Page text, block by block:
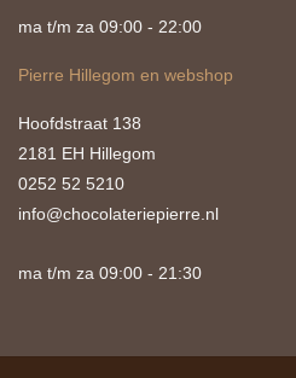
ma t/m za 09:00 - 22:00
Pierre Hillegom en webshop
Hoofdstraat 138
2181 EH Hillegom
0252 52 5210
info@chocolateriepierre.nl
ma t/m za 09:00 - 21:30